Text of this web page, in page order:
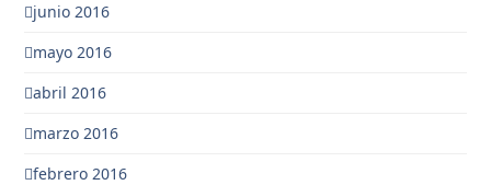
junio 2016
mayo 2016
abril 2016
marzo 2016
febrero 2016